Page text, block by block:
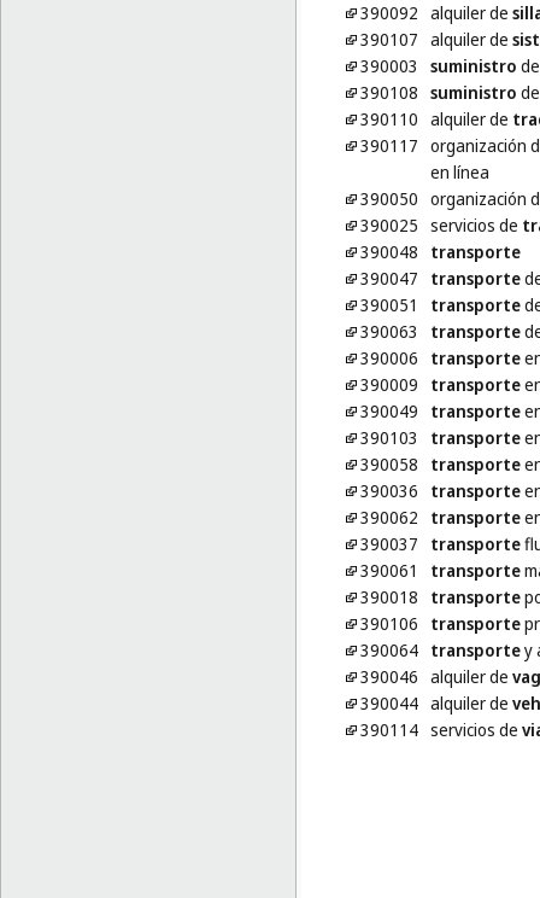
390092 alquiler de
390107 alquiler de
390003
suministro
390108 suministro
390110 alquiler de
390117 organización
en línea
390050 organización
390025 servicios de
390048
transporte
390047
transporte
390051
transporte
390063
transporte
390006
transporte
390009
transporte
390049
transporte
390103
transporte
390058
transporte
390036
transporte
390062
transporte
390037
transporte
390061
transporte
390018
transporte
390106
transporte
390064 transportey
390046 alquiler de
390044 alquiler de
390114 servicios de